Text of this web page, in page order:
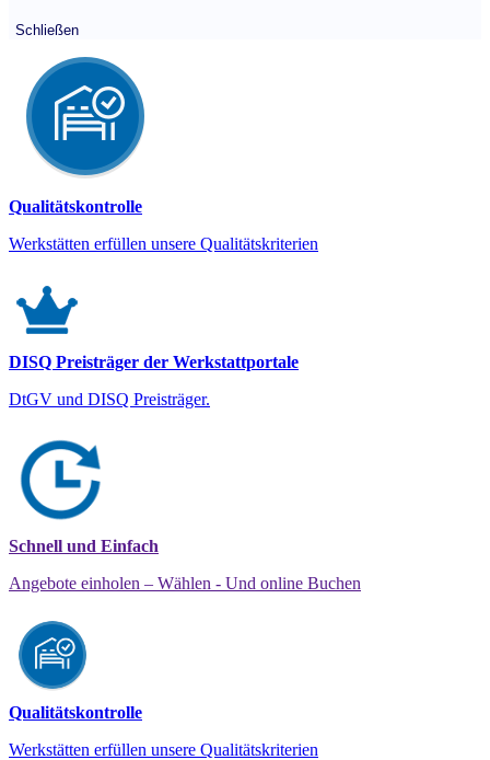
Schließen
Qualitätskontrolle
Werkstätten erfüllen unsere Qualitätskriterien
DISQ Preisträger der Werkstattportale
DtGV und DISQ Preisträger.
Schnell und Einfach
Angebote einholen – Wählen - Und online Buchen
Qualitätskontrolle
Werkstätten erfüllen unsere Qualitätskriterien